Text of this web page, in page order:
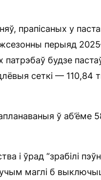
прапісаных у
перыяд
будзе
сеткі — 110,84
ў аб’ёме
і ўрад “зрабілі
маглі б